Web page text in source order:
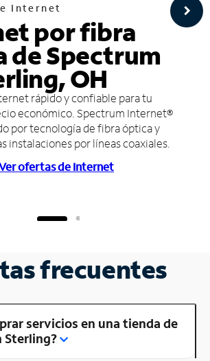
Internet
por fibra
de Spectrum
OH
rápido y confiable para tu
económico. Spectrum Internet®
por tecnología de fibra óptica y
instalaciones por líneas coaxiales.
ofertas de Internet
frecuentes
servicios en una tienda de
Sterling?